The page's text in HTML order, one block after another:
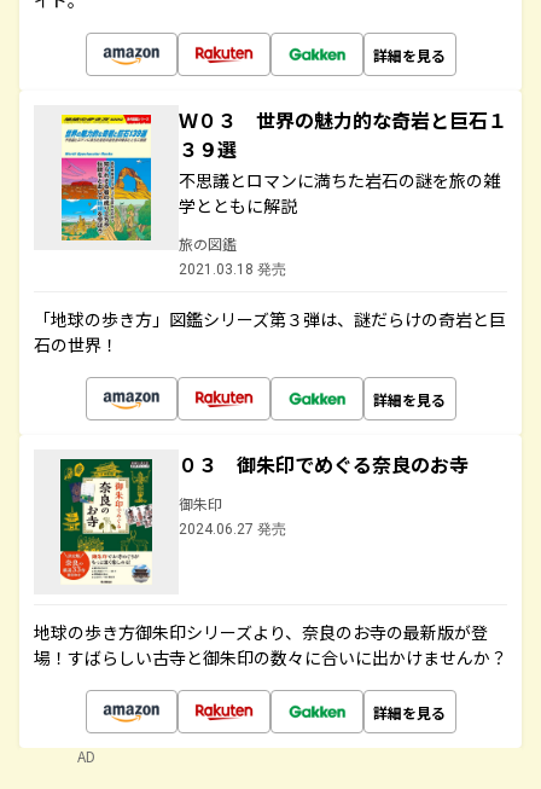
詳細を見る
Ｗ０３ 世界の魅力的な奇岩と巨石１
３９選
不思議とロマンに満ちた岩石の謎を旅の雑
学とともに解説
旅の図鑑
2021.03.18 発売
「地球の歩き方」図鑑シリーズ第３弾は、謎だらけの奇岩と巨
石の世界！
詳細を見る
０３ 御朱印でめぐる奈良のお寺
御朱印
2024.06.27 発売
地球の歩き方御朱印シリーズより、奈良のお寺の最新版が登
場！すばらしい古寺と御朱印の数々に合いに出かけませんか？
詳細を見る
AD